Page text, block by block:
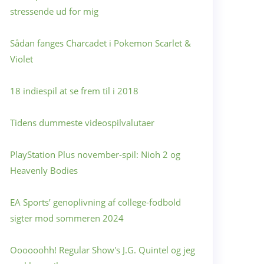
stressende ud for mig
Sådan fanges Charcadet i Pokemon Scarlet &
Violet
18 indiespil at se frem til i 2018
Tidens dummeste videospilvalutaer
PlayStation Plus november-spil: Nioh 2 og
Heavenly Bodies
EA Sports’ genoplivning af college-fodbold
sigter mod sommeren 2024
Oooooohh! Regular Show's J.G. Quintel og jeg